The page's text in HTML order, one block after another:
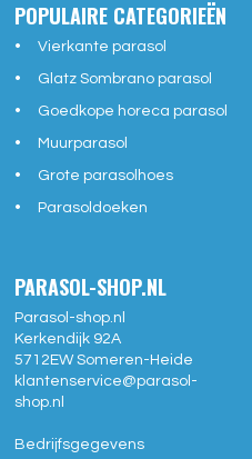
POPULAIRE CATEGORIEËN
Vierkante parasol
Glatz Sombrano parasol
Goedkope horeca parasol
Muurparasol
Grote parasolhoes
Parasoldoeken
PARASOL-SHOP.NL
Parasol-shop.nl
Kerkendijk 92A
5712EW Someren-Heide
klantenservice@parasol-
shop.nl
Bedrijfsgegevens